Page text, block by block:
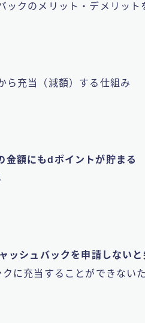
クのメリット・デメリット
ら充当（減額）する仕組み
金額にもdポイントが貯まる
ッシュバックを申請しないと
に充当することができないた